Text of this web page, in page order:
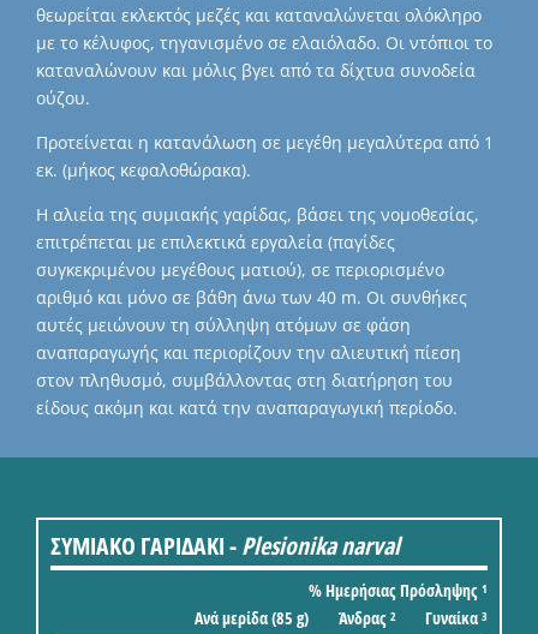
θεωρείται εκλεκτός μεζές και καταναλώνεται ολόκληρο
με το κέλυφος, τηγανισμένο σε ελαιόλαδο. Oι ντόπιοι το
καταναλώνουν και μόλις βγει από τα δίχτυα συνοδεία
ούζου.
Προτείνεται η κατανάλωση σε μεγέθη μεγαλύτερα από 1
εκ. (μήκος κεφαλοθώρακα).
Η αλιεία της συμιακής γαρίδας, βάσει της νομοθεσίας,
επιτρέπεται με επιλεκτικά εργαλεία (παγίδες
συγκεκριμένου μεγέθους ματιού), σε περιορισμένο
αριθμό και μόνο σε βάθη άνω των 40 m. Οι συνθήκες
αυτές μειώνουν τη σύλληψη ατόμων σε φάση
αναπαραγωγής και περιορίζουν την αλιευτική πίεση
στον πληθυσμό, συμβάλλοντας στη διατήρηση του
είδους ακόμη και κατά την αναπαραγωγική περίοδο.
ΣΥΜΙΑΚΟ ΓΑΡΙΔΑΚΙ -Plesionika narval
% Ημερήσιας Πρόσληψης 1
Ανά μερίδα (85 g) Άνδρας 2 Γυναίκα3